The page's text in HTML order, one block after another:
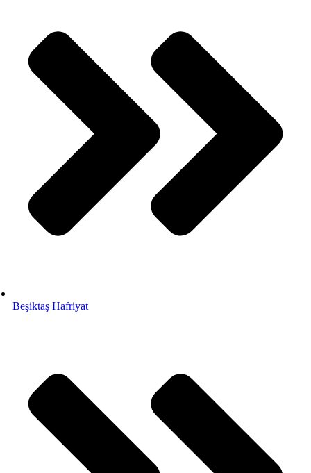
Beşiktaş Hafriyat